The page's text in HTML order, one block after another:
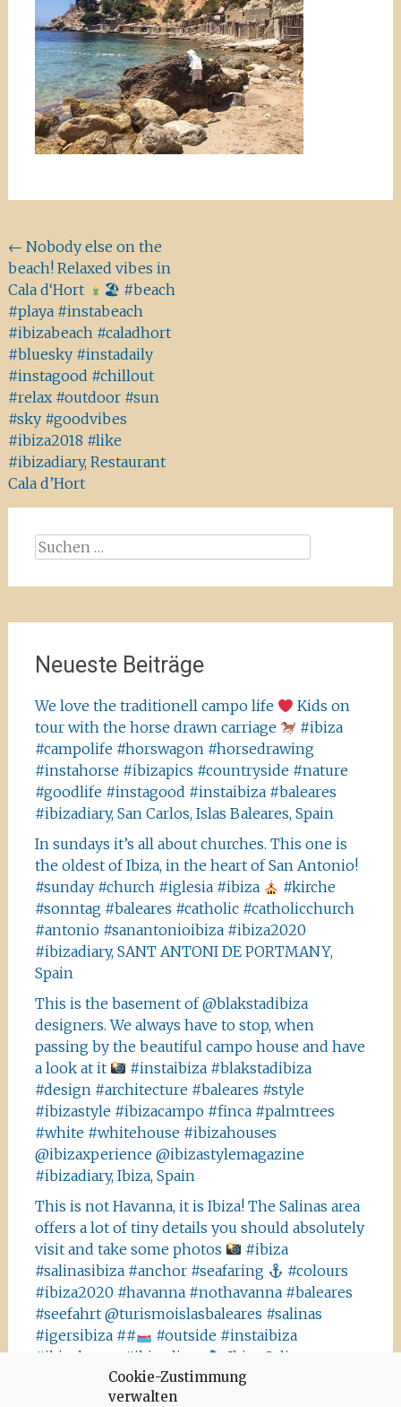
Cookie-Zustimmung
verwalten
Beitragsnavigation
← Nobody else on the
beach! Relaxed vibes in
Cala d‘Hort
🏖 #beach
#playa #instabeach
#ibizabeach #caladhort
#bluesky #instadaily
#instagood #chillout
#relax #outdoor #sun
#sky #goodvibes
#ibiza2018 #like
#ibizadiary, Restaurant
Cala d’Hort
Suchen
Neueste Beiträge
We love the traditionell campo life
Kids on
tour with the horse drawn carriage
#ibiza
#campolife #horswagon #horsedrawing
#instahorse #ibizapics #countryside #nature
#goodlife #instagood #instaibiza #baleares
#ibizadiary, San Carlos, Islas Baleares, Spain
In sundays it’s all about churches. This one is
the oldest of Ibiza, in the heart of San Antonio!
#sunday #church #iglesia #ibiza
#kirche
#sonntag #baleares #catholic #catholicchurch
#antonio #sanantonioibiza #ibiza2020
#ibizadiary, SANT ANTONI DE PORTMANY,
Spain
This is the basement of @blakstadibiza
designers. We always have to stop, when
passing by the beautiful campo house and have
a look at it
#instaibiza #blakstadibiza
#design #architecture #baleares #style
#ibizastyle #ibizacampo #finca #palmtrees
#white #whitehouse #ibizahouses
@ibizaxperience @ibizastylemagazine
#ibizadiary, Ibiza, Spain
This is not Havanna, it is Ibiza! The Salinas area
offers a lot of tiny details you should absolutely
visit and take some photos
#ibiza
#salinasibiza #anchor #seafaring
#colours
#ibiza2020 #havanna #nothavanna #baleares
#seefahrt @turismoislasbaleares #salinas
#igersibiza ##
#outside #instaibiza
#ibizalovers #ibizadiary 🏝, Ibiza Salinas
Ibiza is allowed to go out again!! Enjoy the